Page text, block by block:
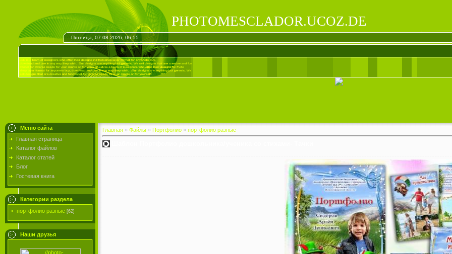
PHOTOMESCLADOR.UCOZ.DE
Пятница, 07.08.2026, 06:55
Меню сайта
Главная страница
Каталог файлов
Каталог статей
Блог
Гостевая книга
Категории раздела
портфолио разные [62]
Наши друзья
Главная » Файлы » Портфолио » портфолио разные